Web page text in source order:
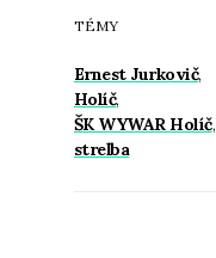
TÉMY
Ernest Jurkovič,
Holíč,
ŠK WYWAR Holíč,
streľba